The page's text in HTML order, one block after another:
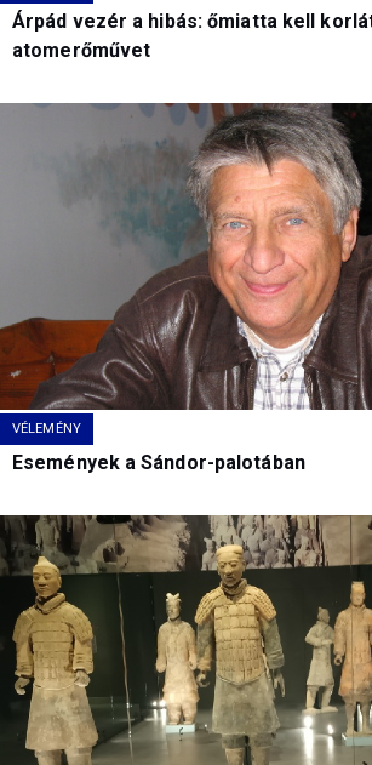
Árpád vezér a hibás: őmiatta kell
atomerőművet
VÉLEMÉNY
Események a Sándor-palotában